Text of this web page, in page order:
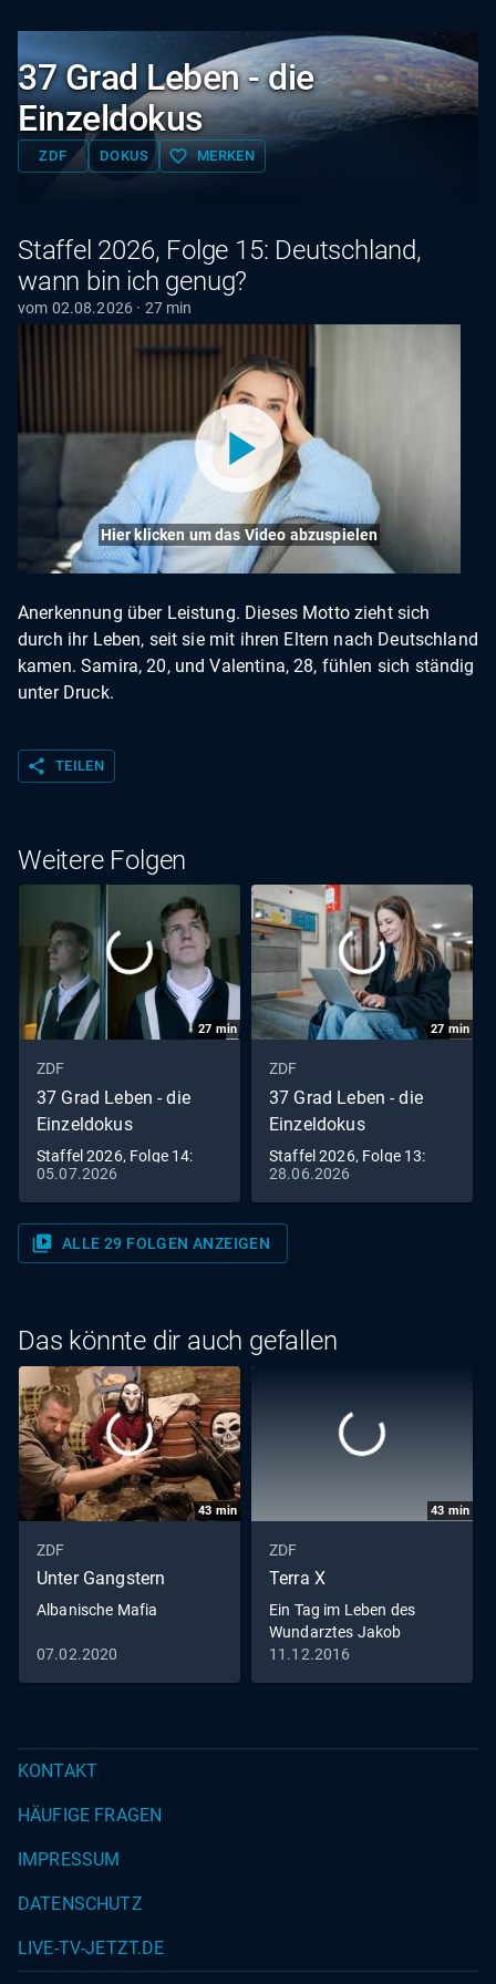
37 Grad Leben - die
Einzeldokus
ZDF DOKUS favorite_border MERKEN
Staffel 2026, Folge 15: Deutschland,
wann bin ich genug?
vom 02.08.2026 · 27 min
Hier klicken um das Video abzuspielen
Anerkennung über Leistung. Dieses Motto zieht sich
durch ihr Leben, seit sie mit ihren Eltern nach Deutschland
kamen. Samira, 20, und Valentina, 28, fühlen sich ständig
unter Druck.
share TEILEN
Weitere Folgen
27 min
ZDF
37 Grad Leben - die
Einzeldokus
Staffel 2026, Folge 14:
Marcant – Content gegen
Rechts
05.07.2026
27 min
ZDF
37 Grad Leben - die
Einzeldokus
Staffel 2026, Folge 13:
Life Teacher: Was nicht im
Lehrplan steht
28.06.2026
video_library ALLE 29 FOLGEN ANZEIGEN
Das könnte dir auch gefallen
43 min
ZDF
Unter Gangstern
Albanische Mafia
07.02.2020
43 min
ZDF
Terra X
Ein Tag im Leben des
Wundarztes Jakob
Althaus im Jahr 1454
11.12.2016
KONTAKT
HÄUFIGE FRAGEN
IMPRESSUM
DATENSCHUTZ
LIVE-TV-JETZT.DE